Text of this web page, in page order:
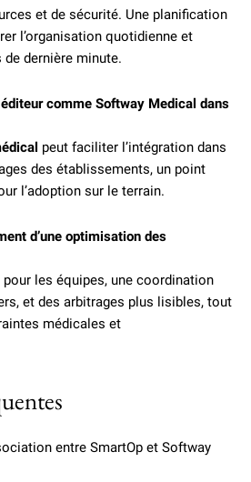
et de sécurité. Une planification
l’organisation quotidienne et
dernière minute.
comme Softway Medical dans
peut faciliter l’intégration dans
des établissements, un point
l’adoption sur le terrain.
d’une optimisation des
les équipes, une coordination
et des arbitrages plus lisibles, tout
médicales et
entre SmartOp et Softway